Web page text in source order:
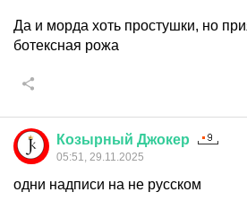
Да и морда хоть простушки, но
ботексная рожа
Козырный Джокер
05:51, 29.11.2025
одни надписи на не русском